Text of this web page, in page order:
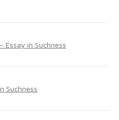
Essay in Suchness
Suchness